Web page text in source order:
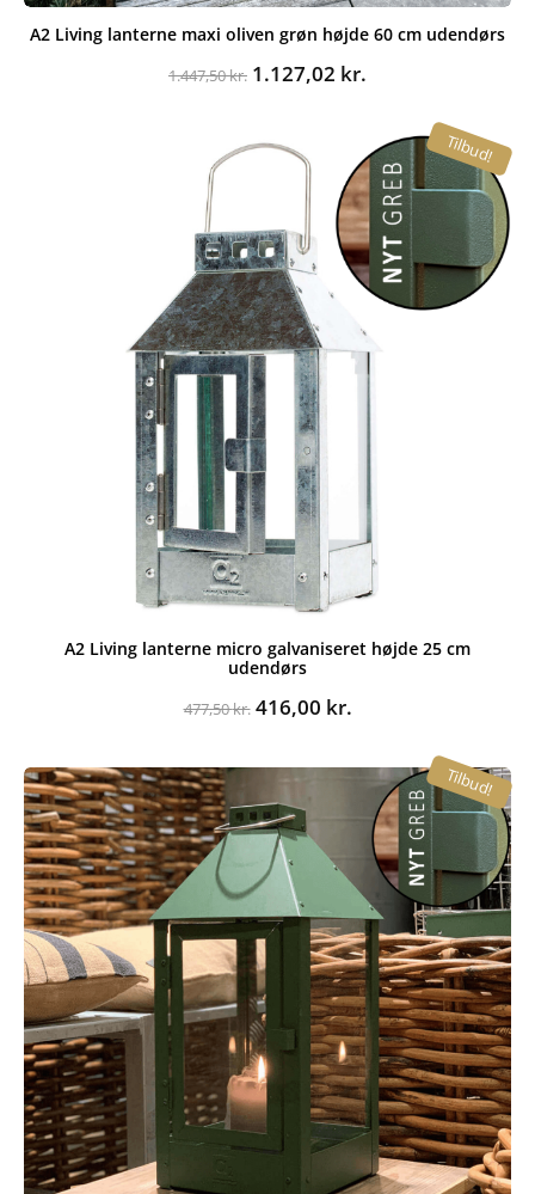
A2 Living lanterne maxi oliven grøn højde 60 cm udendørs
1.447,50kr. Den
var:
1.447,50 kr..
1.127,02 kr.
er:
1.127,02 kr..
Tilbud!
A2 Living lanterne micro galvaniseret højde 25 cm
udendørs
477,50kr. Den
var:
477,50 kr..
416,00 kr.Den
416,00 kr..
Tilbud!